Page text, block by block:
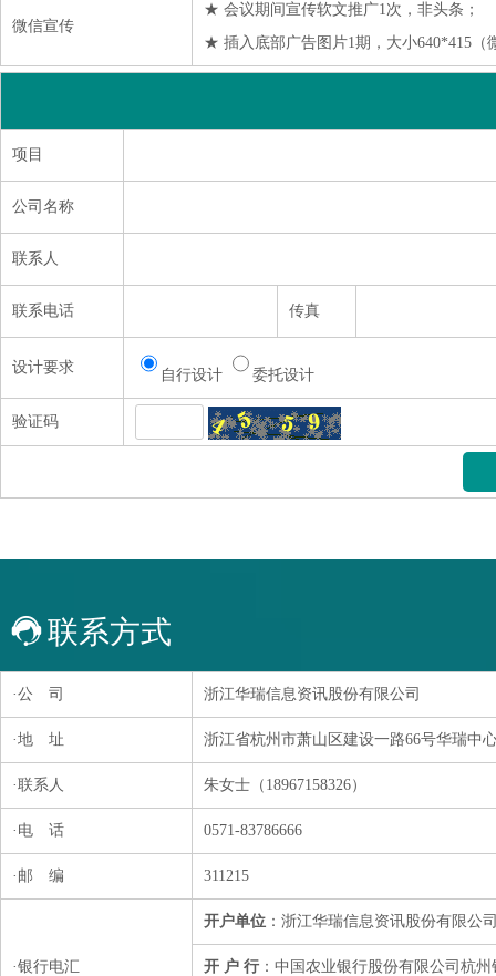
微信宣传
★ 会议期间宣传软文推广1次，非头条；
★ 插入底部广告图片1期，大小640*415（
项目
公司名称
联系人
联系电话 传真
设计要求 自行设计 委托设计
验证码
联系方式
·公 司 浙江华瑞信息资讯股份有限公司
·地 址 浙江省杭州市萧山区建设一路66号华瑞中
·联系人 朱女士（18967158326）
·电 话 0571-83786666
·邮 编 311215
·银行电汇
开户单位 ：浙江华瑞信息资讯股份有限公
开 户 行 ：中国农业银行股份有限公司杭